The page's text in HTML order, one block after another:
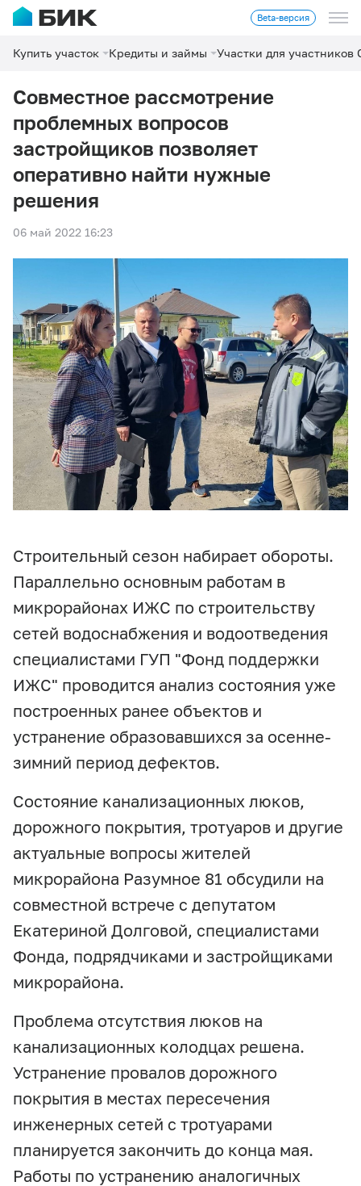
Beta-версия
Купить участок Кредиты и займы Участки для участников
Совместное рассмотрение
проблемных вопросов
застройщиков позволяет
оперативно найти нужные
решения
06 май 2022 16:23
Строительный сезон набирает обороты.
Параллельно основным работам в
микрорайонах ИЖС по строительству
сетей водоснабжения и водоотведения
специалистами ГУП "Фонд поддержки
ИЖС" проводится анализ состояния уже
построенных ранее объектов и
устранение образовавшихся за осенне-
зимний период дефектов.
Состояние канализационных люков,
дорожного покрытия, тротуаров и другие
актуальные вопросы жителей
микрорайона Разумное 81 обсудили на
совместной встрече с депутатом
Екатериной Долговой, специалистами
Фонда, подрядчиками и застройщиками
микрорайона.
Проблема отсутствия люков на
канализационных колодцах решена.
Устранение провалов дорожного
покрытия в местах пересечения
инженерных сетей с тротуарами
планируется закончить до конца мая.
Работы по устранению аналогичных